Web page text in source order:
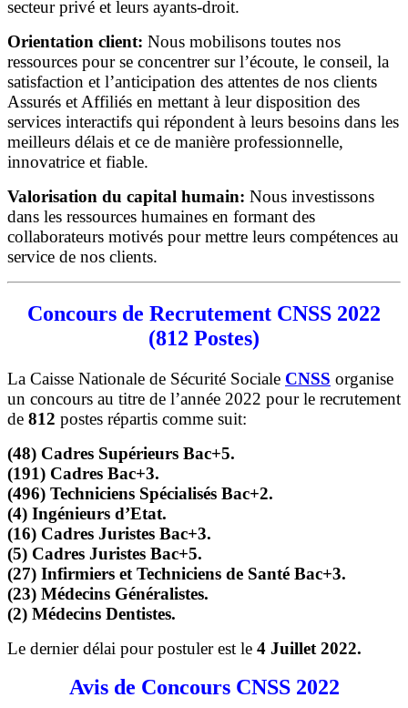
secteur privé et leurs ayants-droit.
Orientation client: Nous mobilisons toutes nos
ressources pour se concentrer sur l’écoute, le conseil, la
satisfaction et l’anticipation des attentes de nos clients
Assurés et Affiliés en mettant à leur disposition des
services interactifs qui répondent à leurs besoins dans les
meilleurs délais et ce de manière professionnelle,
innovatrice et fiable.
Valorisation du capital humain: Nous investissons
dans les ressources humaines en formant des
collaborateurs motivés pour mettre leurs compétences au
service de nos clients.
Concours de Recrutement CNSS 2022
(812 Postes)
La Caisse Nationale de Sécurité Sociale CNSS organise
un concours au titre de l’année 2022 pour le recrutement
de 812 postes répartis comme suit:
(48) Cadres Supérieurs Bac+5.
(191) Cadres Bac+3.
(496) Techniciens Spécialisés Bac+2.
(4) Ingénieurs d’Etat.
(16) Cadres Juristes Bac+3.
(5) Cadres Juristes Bac+5.
(27) Infirmiers et Techniciens de Santé Bac+3.
(23) Médecins Généralistes.
(2) Médecins Dentistes.
Le dernier délai pour postuler est le 4 Juillet 2022.
Avis de Concours CNSS 2022